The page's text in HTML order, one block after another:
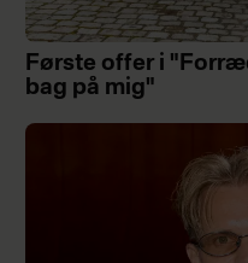
Første offer i
bag på mig"